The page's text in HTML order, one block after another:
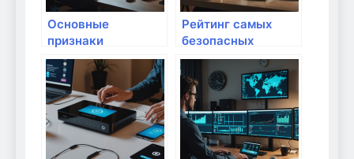
Основные
признаки
потенциальной
угрозы в домашней
сети: как защитить
свой интернет-дом
Рейтинг самых
безопасных
маршрутизаторов
2023 года